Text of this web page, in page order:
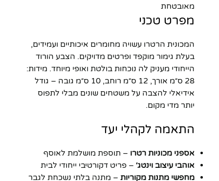
מאובטחת
מפרט טכני
המכונית הרטרו עשויה מחומרים איכותיים ועמידים,
בעלת גימור מוקפד ופרטים מדויקים. הצבע הורוד
הייחודי מעניק לה נוכחות בולטת ואופי מיוחד. מידות:
28 ס״מ אורך, 12 ס״מ רוחב, 10 ס״מ גובה – גודל
אידיאלי להצבה על משטחים שונים מבלי לתפוס
יותר מדי מקום.
התאמה לקהלי יעד
אספני מכוניות רטרו – תוספת מושלמת לאוסף
אוהבי עיצוב וינטג׳ – פריט דקורטיבי ייחודי לבית
מחפשי מתנות מקוריות – מתנה בלתי נשכחת לגבר